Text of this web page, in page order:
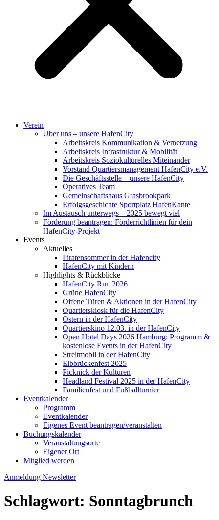
Verein
Über uns – unsere HafenCity
Arbeitskreis Kommunikation & Vernetzung
Arbeitskreis Infrastruktur & Mobilität
Arbeitskreis Soziokulturelles Miteinander
Vorstand Quartiersmanagement HafenCity e.V.
Die Geschäftsstelle – unsere HafenCity
Operatives Team
Gemeinschaftshaus Grasbrookpark
Erfolgsgeschichte Sportplatz HafenKante
Im Austausch unterwegs – 2025 bewegt viel
Förderung beantragen: Förderrichtlinien für dein
HafenCity-Projekt
Events
Aktuelles
Piratensommer in der Hafencity
HafenCity mit Kindern
Highlights & Rückblicke
HafenCity Run 2026
Grüne HafenCity
Offene Türen & Aktionen in der HafenCity
Quartierskiosk für die HafenCity
Ostern in der HafenCity
Quartierskino 12.03. in der HafenCity
Open Hotel Days 2026 Hamburg: Programm &
kostenlose Events in der HafenCity
Streitmobil in der HafenCity
Elbbrückenfest 2025
Picknick der Kulturen
Headland Festival 2025 in der HafenCity
Familienfest und Fußballturnier
Eventkalender
Programm
Eventkalender
Eigenes Event beantragen/veranstalten
Buchungskalender
Veranstaltungsorte
Eigener Ort
Mitglied werden
Anmeldung Newsletter
Schlagwort: Sonntagbrunch